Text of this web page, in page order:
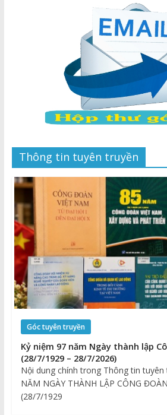
Thông tin tuyên truyền
Góc tuyên truyền
Kỷ niệm 97 năm Ngày thành lập
(28/7/1929 – 28/7/2026)
Nội dung chính trong Thông tin tuyên
NĂM NGÀY THÀNH LẬP CÔNG
(28/7/1929